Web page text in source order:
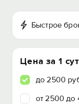
Быстрое
Цена за 1
до 2500
от 2500 до